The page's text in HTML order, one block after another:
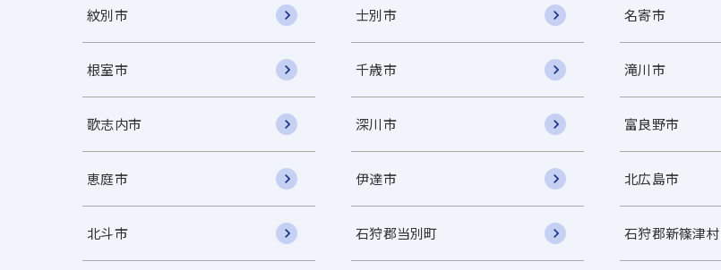
紋別市 士別市 名寄市
根室市 千歳市 滝川市
歌志内市 深川市 富良野市
恵庭市 伊達市 北広島市
北斗市 石狩郡当別町 石狩郡新篠津村